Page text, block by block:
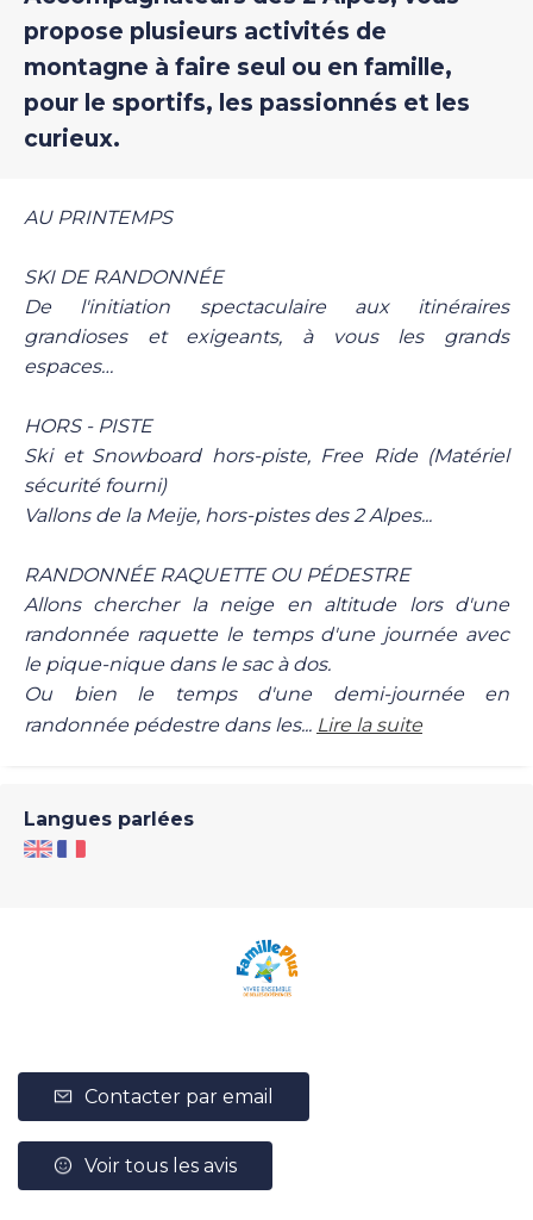
propose plusieurs activités de
montagne à faire seul ou en famille,
pour le sportifs, les passionnés et les
curieux.
AU PRINTEMPS
SKI DE RANDONNÉE
De l'initiation spectaculaire aux itinéraires
grandioses et exigeants, à vous les grands
espaces…
HORS - PISTE
Ski et Snowboard hors-piste, Free Ride (Matériel
sécurité fourni)
Vallons de la Meije, hors-pistes des 2 Alpes...
RANDONNÉE RAQUETTE OU PÉDESTRE
Allons chercher la neige en altitude lors d'une
randonnée raquette le temps d'une journée avec
le pique-nique dans le sac à dos.
Ou bien le temps d'une demi-journée en
randonnée pédestre dans les... Lire la suite
Langues parlées
Contacter par email
Voir tous les avis